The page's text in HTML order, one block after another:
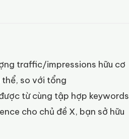
traffic/impressions hữu cơ
so với tổng
từ cùng tập hợp keywords
cho chủ đề X, bạn sở hữu